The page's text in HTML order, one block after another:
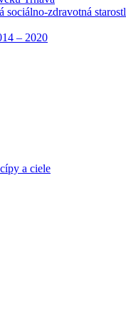
sociálno-zdravotná
– 2020
a ciele